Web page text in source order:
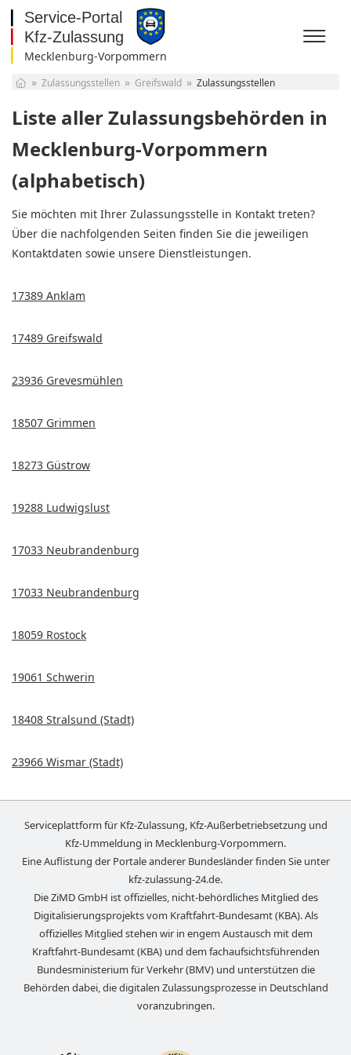
Mecklenburg-Vorpommern
Bayern
Berlin
Brandenburg
Bremen
Hamburg
Hessen
Vorpommern
Niedersachsen
Nordrhein-Westfalen
Rheinland-Pfalz
Sachsen-Anhalt
Thüringen
Zulassungsstellen Greifswald Zulassungsstellen
Liste aller Zulassungsbehörden in
Mecklenburg-Vorpommern
(alphabetisch)
Sie möchten mit Ihrer Zulassungsstelle in Kontakt treten?
Über die nachfolgenden Seiten finden Sie die jeweiligen
Kontaktdaten sowie unsere Dienstleistungen.
17389 Anklam
17489 Greifswald
23936 Grevesmühlen
18507 Grimmen
18273 Güstrow
19288 Ludwigslust
17033 Neubrandenburg
17033 Neubrandenburg
18059 Rostock
19061 Schwerin
18408 Stralsund (Stadt)
23966 Wismar (Stadt)
Serviceplattform für Kfz-Zulassung, Kfz-Außerbetriebsetzung und
Kfz-Ummeldung in Mecklenburg-Vorpommern.
Eine Auflistung der Portale anderer Bundesländer finden Sie unter
kfz-zulassung-24.de.
Die ZiMD GmbH ist offizielles, nicht-behördliches Mitglied des
Digitalisierungsprojekts vom Kraftfahrt-Bundesamt (KBA). Als
offizielles Mitglied stehen wir in engem Austausch mit dem
Kraftfahrt-Bundesamt (KBA) und dem fachaufsichtsführenden
Bundesministerium für Verkehr (BMV) und unterstützen die
Behörden dabei, die digitalen Zulassungsprozesse in Deutschland
voranzubringen.